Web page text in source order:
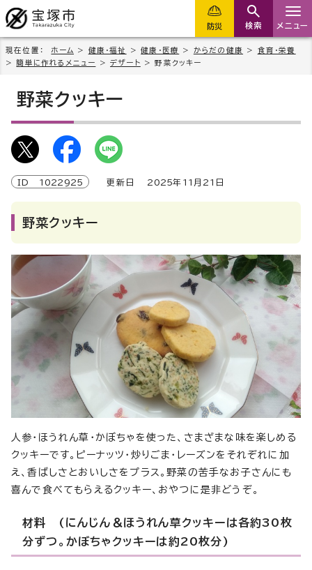
防災 検索 メニュー
現在位置： ホーム > 健康・福祉 >健康・医療 > からだの健康 > 食育・栄養
>簡単に作れるメニュー >デザート > 野菜クッキー
野菜クッキー
ID 1022925 更新日 2025年 11 月 21 日
野菜クッキー
人参・ほうれん草・かぼちゃを使った、さまざまな味を楽しめる
クッキーです。ピーナッツ・炒りごま・レーズンをそれぞれに加
え、香ばしさとおいしさをプラス。野菜の苦手なお子さんにも
喜んで食べてもらえるクッキー、おやつに是非どうぞ。
材料 (にんじん＆ほうれん草クッキーは各約30枚
分ずつ。かぼちゃクッキーは約20枚分)